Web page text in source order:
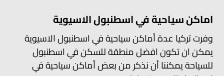
اماكن سياحية في اسطنبول الاسيوية
وفرت تركيا عدة أماكن سياحية في اسطنبول الاسيوية
يمكن ان تكون افضل منطقة للسكن في اسطنبول
للسياحة يمكننا أن نذكر من بعض أماكن سياحية في